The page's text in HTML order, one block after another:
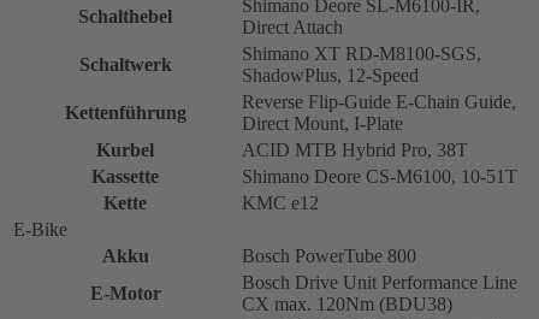
Schalthebel
Shimano Deore SL-M6100-IR,
Direct Attach
Schaltwerk
Shimano XT RD-M8100-SGS,
ShadowPlus, 12-Speed
Kettenführung
Reverse Flip-Guide E-Chain Guide,
Direct Mount, I-Plate
Kurbel
ACID MTB Hybrid Pro, 38T
Kassette
Shimano Deore CS-M6100, 10-51T
Kette
KMC e12
E-Bike
Akku
Bosch PowerTube 800
E-Motor
Bosch Drive Unit Performance Line
CX max. 120Nm (BDU38)